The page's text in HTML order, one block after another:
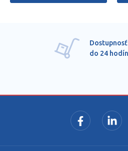
Dostupnosť tovaru už
do 24 hodín